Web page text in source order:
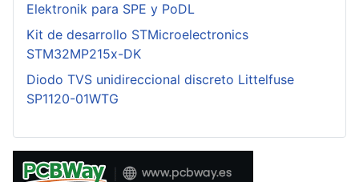
Elektronik para SPE y PoDL
Kit de desarrollo STMicroelectronics
STM32MP215x-DK
Diodo TVS unidireccional discreto Littelfuse
SP1120-01WTG